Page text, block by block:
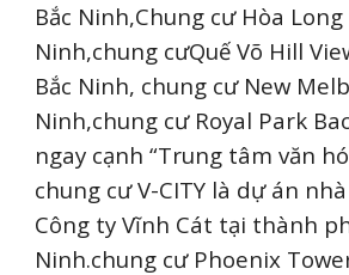
Bắc Ninh,Chung cư Hòa Long
Ninh,chung cưQuế Võ Hill
Bắc Ninh, chung cư New
Ninh,chung cư Royal Park
ngay cạnh “Trung tâm văn
chung cư V-CITY là dự án
Công ty Vĩnh Cát tại thành
Ninh.chung cư Phoenix